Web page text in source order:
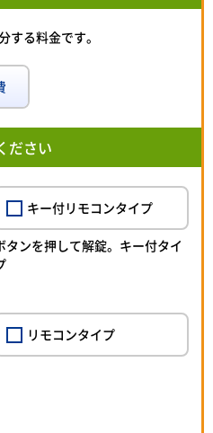
する料金です。
ださい
キー付リモコンタイプ
タンを押して解錠。キー付タイ
リモコンタイプ